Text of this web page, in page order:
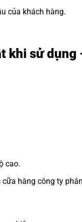
của khách hàng.
khi sử
cao.
hàng công ty